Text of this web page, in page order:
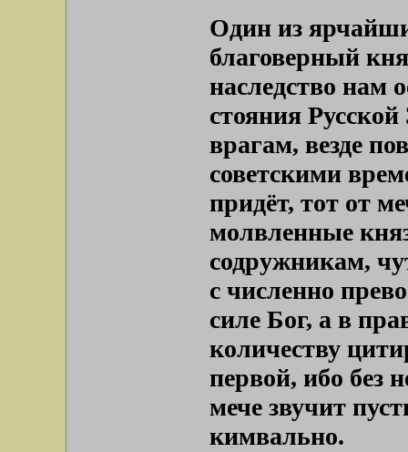
Один из
благоверный
наследство нам
стояния
врагам, везде
советскими
придёт, тот от
молвленные
содружникам,
с численно
силе Бог, а в
количеству
первой, ибо без
мече звучит
кимвально.